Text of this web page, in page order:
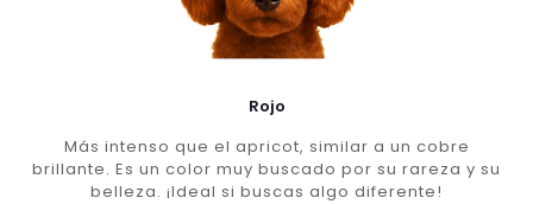
Rojo
Más intenso que el apricot, similar a un cobre
brillante. Es un color muy buscado por su rareza y su
belleza. ¡Ideal si buscas algo diferente!